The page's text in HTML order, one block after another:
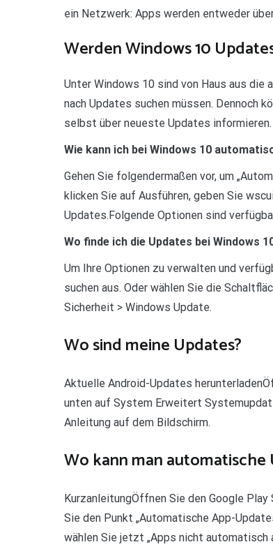
ein Netzwerk: Apps werden entweder
Werden Windows 10
Unter Windows 10 sind von Haus aus
nach Updates suchen müssen. Dennoch
selbst über neueste Updates
Wie kann ich bei Windows 10
Gehen Sie folgendermaßen vor, um
klicken Sie auf Ausführen, geben Sie
Updates.Folgende Optionen sind
Wo finde ich die Updates bei Windows
Um Ihre Optionen zu verwalten und
suchen aus. Oder wählen Sie die
Sicherheit > Windows Update.
Wo sind meine Updates?
Aktuelle Android-Updates
unten auf System Erweitert
Anleitung auf dem Bildschirm.
Wo kann man automatische
KurzanleitungÖffnen Sie den Google Play
Sie den Punkt „Automatische App-
wählen Sie jetzt „Apps nicht automatisch